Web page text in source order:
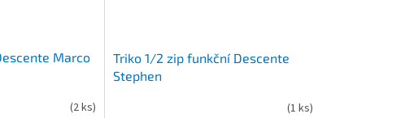
Marco
(2 ks)
Triko 1/2 zip funkční Descente
Stephen
(1 ks)